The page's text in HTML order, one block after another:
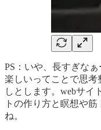
PS：いや、長すぎな
楽しいってことで思考
しとします。webサイ
トの作り方と瞑想や
ね。